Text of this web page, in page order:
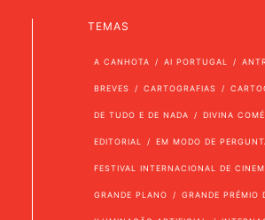
TEMAS
A CANHOTA AI PORTUGAL
BREVES CARTOGRAFIAS
DE TUDO E DE NADA DIVINA
EDITORIAL EM MODO DE
FESTIVAL INTERNACIONAL DE
GRANDE PLANO GRANDE PRÉMIO